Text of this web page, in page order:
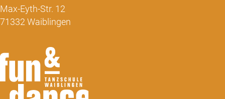
Max-Eyth-Str. 12
71332 Waiblingen